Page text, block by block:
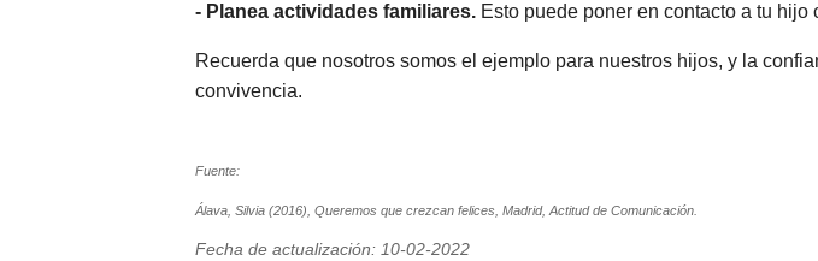
- Planea actividades familiares. Esto puede poner en contacto a tu hijo
Recuerda que nosotros somos el ejemplo para nuestros hijos, y la
convivencia.
Fuente:
Álava, Silvia (2016), Queremos que crezcan felices, Madrid, Actitud de Comunicación.
Fecha de actualización: 10-02-2022